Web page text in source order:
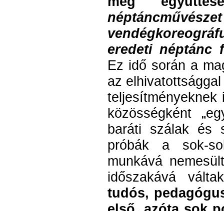
eredeti néptánc
Ez idő során a
az
közösségként
baráti szálak és
próbák a sok-
munkává
időszakává
tudós,